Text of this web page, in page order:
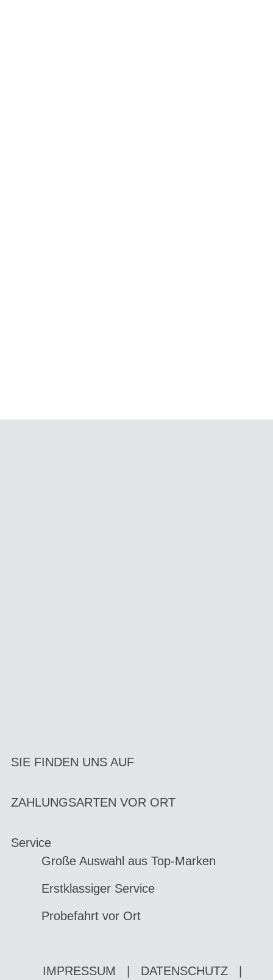
SIE FINDEN UNS AUF
ZAHLUNGSARTEN VOR ORT
Service
Große Auswahl aus Top-Marken
Erstklassiger Service
Probefahrt vor Ort
IMPRESSUM DATENSCHUTZ